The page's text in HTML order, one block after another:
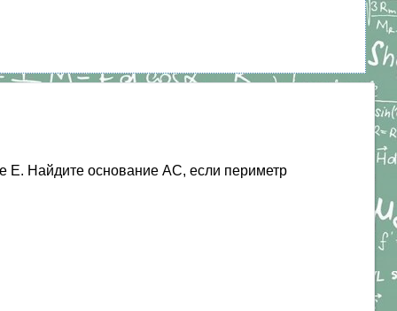
Е. Найдите основание АС, если периметр